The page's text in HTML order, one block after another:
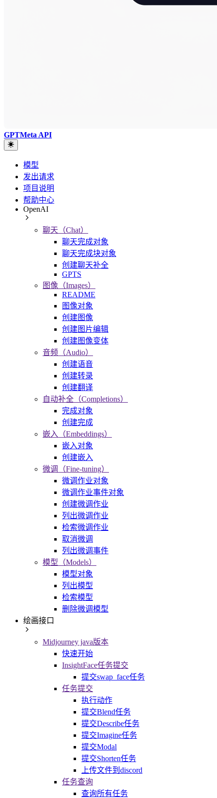
GPTMeta API
模型
发出请求
项目说明
帮助中心
OpenAI
聊天（Chat）
聊天完成对象
聊天完成块对象
创建聊天补全
GPTS
图像（Images）
README
图像对象
创建图像
创建图片编辑
创建图像变体
音频（Audio）
创建语音
创建转录
创建翻译
自动补全（Completions）
完成对象
创建完成
嵌入（Embeddings）
嵌入对象
创建嵌入
微调（Fine-tuning）
微调作业对象
微调作业事件对象
创建微调作业
列出微调作业
检索微调作业
取消微调
列出微调事件
模型（Models）
模型对象
列出模型
检索模型
删除微调模型
绘画接口
Midjourney java版本
快速开始
InsightFace任务提交
提交swap_face任务
任务提交
执行动作
提交Blend任务
提交Describe任务
提交Imagine任务
提交Modal
提交Shorten任务
上传文件到discord
任务查询
查询所有任务